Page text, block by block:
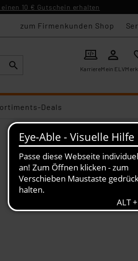
10 € Gutschein erhalten
zum Firmenkunden Shop
KarriereMein ELV
Deals